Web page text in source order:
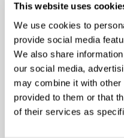
This website uses
We use cookies to
provide social media
We also share
our social media,
may combine it with other
provided to them or that
of their services as
für Kund*innen
Angeboten und
Ich ermächtige die
Interessen und
analysieren, um das
verbessern und die
personalisieren zu